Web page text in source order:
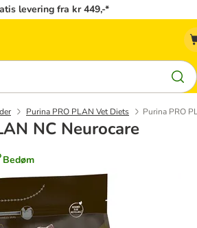
levering fra kr 449,-*
Purina PRO PLAN Vet Diets Purina PRO
NC Neurocare
Bedøm